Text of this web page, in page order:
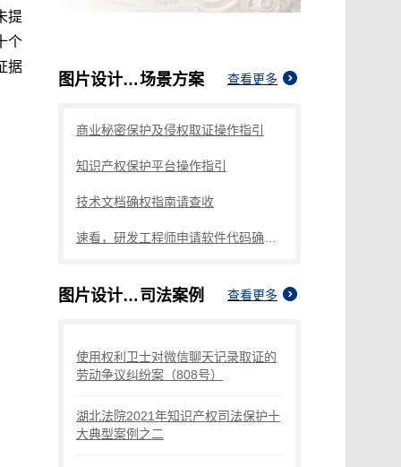
提
个
据
图片设计如何申请版权保护场景方案 查看更多
商业秘密保护及侵权取证操作指引
知识产权保护平台操作指引
技术文档确权指南请查收
图片设计如何申请版权保护 司法案例 查看更多
使用权利卫士对微信聊天记录取证的
劳动争议纠纷案（808号）
湖北法院2021年知识产权司法保护十
大典型案例之二